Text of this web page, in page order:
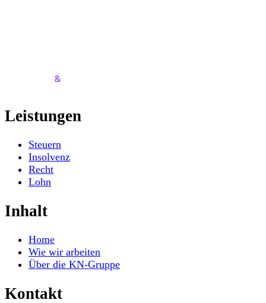
Leistungen
Steuern
Insolvenz
Recht
Lohn
Inhalt
Home
Wie wir arbeiten
Über die KN-Gruppe
Kontakt